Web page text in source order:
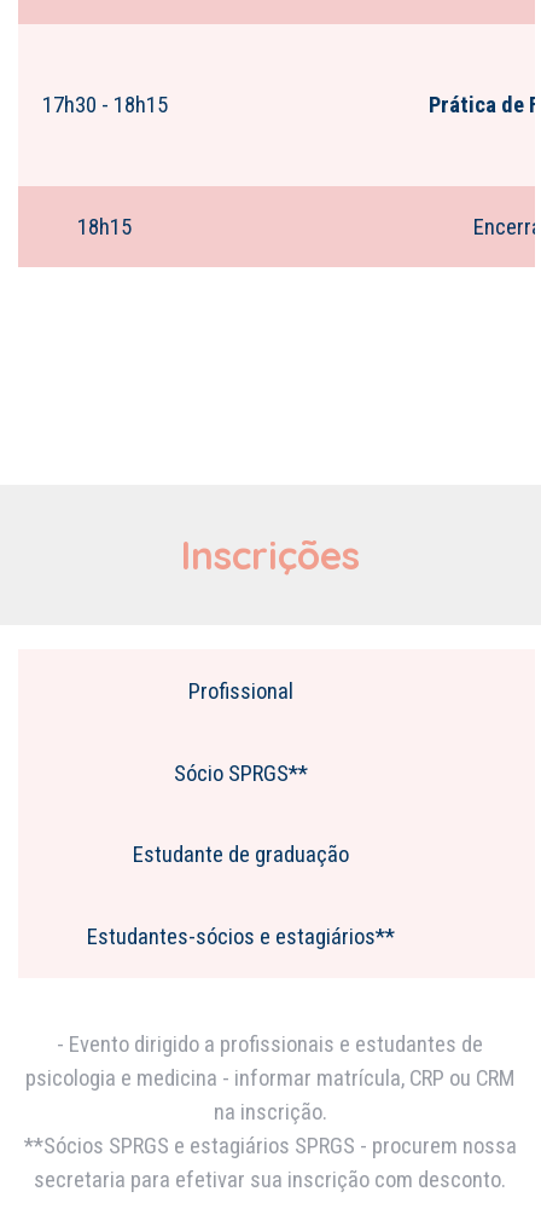
17h30 - 18h15 Prática de
18h15
Inscrições
Profissional
Sócio SPRGS**
Estudante de graduação
Estudantes-sócios e estagiários**
- Evento dirigido a profissionais e estudantes de
psicologia e medicina - informar matrícula, CRP ou CRM
na inscrição.
**Sócios SPRGS e estagiários SPRGS - procurem nossa
secretaria para efetivar sua inscrição com desconto.